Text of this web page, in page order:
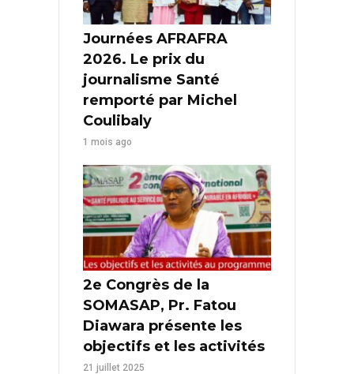
Journées AFRAFRA
2026. Le prix du
journalisme Santé
remporté par Michel
Coulibaly
1 mois ago
2e Congrès de la
SOMASAP, Pr. Fatou
Diawara présente les
objectifs et les activités
21 juillet 2025